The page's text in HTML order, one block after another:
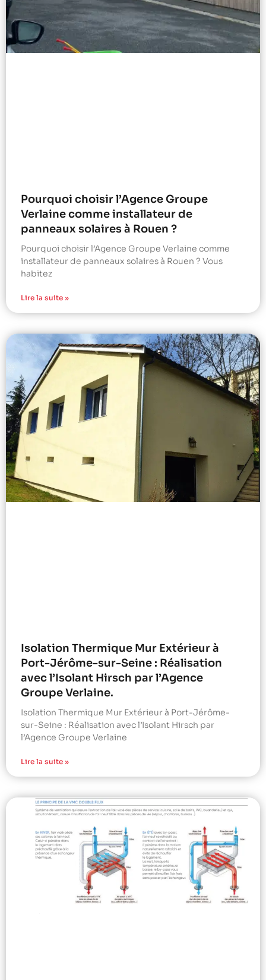
Pourquoi choisir l’Agence Groupe
Verlaine comme installateur de
panneaux solaires à Rouen ?
Pourquoi choisir l’Agence Groupe Verlaine comme
installateur de panneaux solaires à Rouen ? Vous
habitez
Lire la suite »
Isolation Thermique Mur Extérieur à
Port-Jérôme-sur-Seine : Réalisation
avec l’Isolant Hirsch par l’Agence
Groupe Verlaine.
Isolation Thermique Mur Extérieur à Port-Jérôme-
sur-Seine : Réalisation avec l’Isolant Hirsch par
l’Agence Groupe Verlaine
Lire la suite »